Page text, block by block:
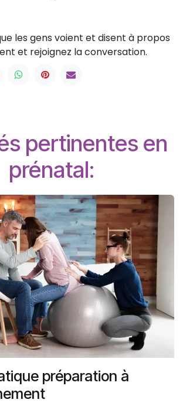
les gens voient et disent à propos
et rejoignez la conversation.
pertinentes en
prénatal:
préparation à